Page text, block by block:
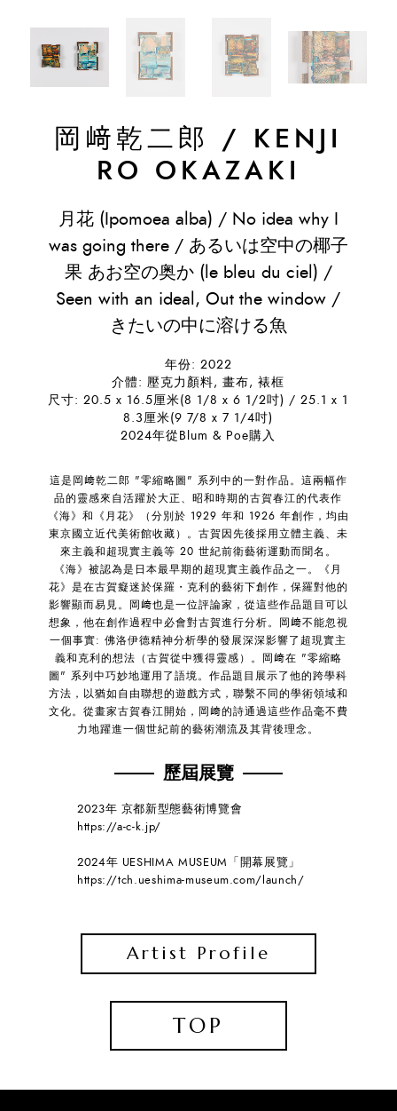
岡﨑乾二郎 /
KENJI
RO OKAZAKI
月花 (Ipomoea alba) / No idea why I
was going there / あるいは空中の椰子
果 あお空の奥か (le bleu du ciel) /
Seen with an ideal, Out the window /
きたいの中に溶ける魚
年份: 2022
介體: 壓克力顏料, 畫布, 裱框
尺寸: 20.5 x 16.5厘米(8 1/8 x 6 1/2吋) / 25.1 x 1
8.3厘米(9 7/8 x 7 1/4吋)
2024年從Blum & Poe購入
這是岡﨑乾二郎 "零縮略圖" 系列中的一對作品。這兩幅作
品的靈感來自活躍於大正、昭和時期的古賀春江的代表作
《海》和《月花》（分別於 1929 年和 1926 年創作，均由
東京國立近代美術館收藏）。古賀因先後採用立體主義、未
來主義和超現實主義等 20 世紀前衛藝術運動而聞名。
《海》被認為是日本最早期的超現實主義作品之一。《月
花》是在古賀癡迷於保羅・克利的藝術下創作，保羅對他的
影響顯而易見。岡﨑也是一位評論家，從這些作品題目可以
想象，他在創作過程中必會對古賀進行分析。岡﨑不能忽視
一個事實: 佛洛伊德精神分析學的發展深深影響了超現實主
義和克利的想法（古賀從中獲得靈感）。岡﨑在 "零縮略
圖" 系列中巧妙地運用了語境。作品題目展示了他的跨學科
方法，以猶如自由聯想的遊戲方式，聯繫不同的學術領域和
文化。從畫家古賀春江開始，岡﨑的詩通過這些作品毫不費
力地躍進一個世紀前的藝術潮流及其背後理念。
歷屆展覽
2023年 京都新型態藝術博覽會
https://a-c-k.jp/
2024年 UESHIMA MUSEUM「開幕展覽」
https://tch.ueshima-museum.com/launch/
Artist Profile
TOP